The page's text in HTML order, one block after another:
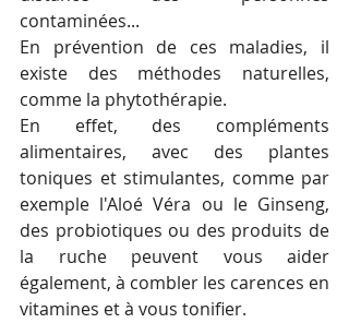
contaminées...
En prévention de ces maladies, il
existe des méthodes naturelles,
comme la phytothérapie.
En effet, des compléments
alimentaires, avec des plantes
toniques et stimulantes, comme par
exemple l'Aloé Véra ou le Ginseng,
des probiotiques ou des produits de
la ruche peuvent vous aider
également, à combler les carences en
vitamines et à vous tonifier.